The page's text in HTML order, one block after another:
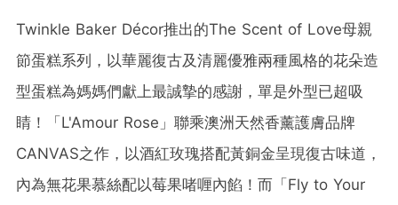
Twinkle Baker Décor推出的The Scent of Love母親
節蛋糕系列，以華麗復古及清麗優雅兩種風格的花朵造
型蛋糕為媽媽們獻上最誠摯的感謝，單是外型已超吸
睛！「L'Amour Rose」聯乘澳洲天然香薰護膚品牌
CANVAS之作，以酒紅玫瑰搭配黃銅金呈現復古味道，
內為無花果慕絲配以莓果啫喱內餡！而「Fly to Your